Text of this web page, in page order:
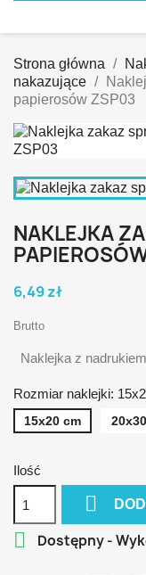
Strona główna
nakazujące
papierosów ZSP03
NAKLEJKA
6,49 zł
Brutto
Naklejka z
Rozmiar naklejki:
15x20 cm
Ilość

 Dostępny -